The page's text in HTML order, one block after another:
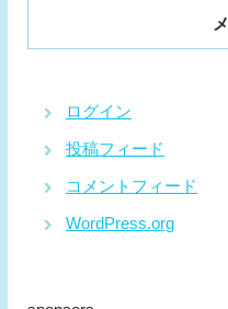
ログイン
投稿フィード
コメントフィード
WordPress.org